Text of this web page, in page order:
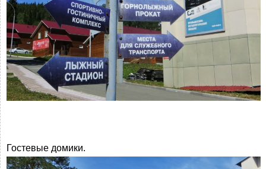
Гостевые домики.